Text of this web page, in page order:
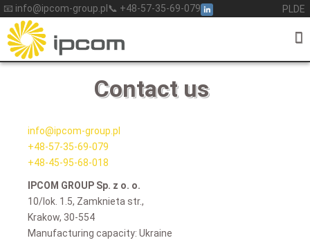
Skip
to
content
📧 info@ipcom-group.pl 📞 +48-57-35-69-079 PL DE
Contact us
info@ipcom-group.pl
+48-57-35-69-079
+48-45-95-68-018
IPCOM GROUP Sp. z o. o.
10/lok. 1.5, Zamknieta str.,
Krakow, 30-554
Manufacturing capacity: Ukraine